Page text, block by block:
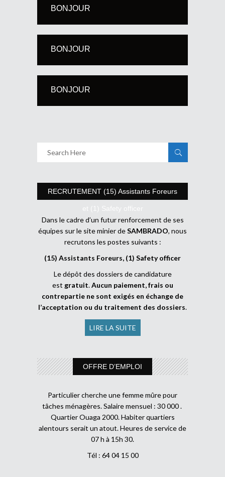
BONJOUR
BONJOUR
BONJOUR
RECRUTEMENT (15) Assistants Foreurs
et (1) Safety officer
Dans le cadre d’un futur renforcement de ses
équipes sur le site minier deSAMBRADO, nous
recrutons les postes suivants :
(15) Assistants Foreurs, (1) Safety officer
Le dépôt des dossiers de candidature
est gratuit.Aucun paiement, frais ou
contrepartie ne sont exigés en échange de
l’acceptation ou du traitement des dossiers.
LIRE LA SUITE
OFFRE D’EMPLOI
Particulier cherche une femme mûre pour
tâches ménagères. Salaire mensuel : 30 000 .
Quartier Ouaga 2000. Habiter quartiers
alentours serait un atout. Heures de service de
07 h à 15h 30.
Tél : 64 04 15 00